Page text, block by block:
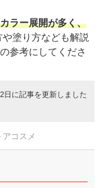
ラー展開が多く、
や塗り方なども解説
参考にしてくださ
日に記事を更新しました
コスメ